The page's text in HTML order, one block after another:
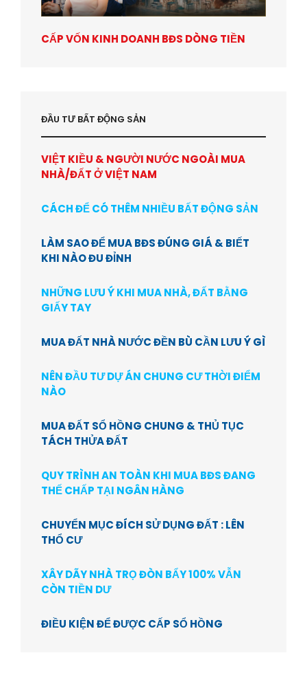
CẤP VỐN KINH DOANH BĐS DÒNG TIỀN
ĐẦU TƯ BẤT ĐỘNG SẢN
VIỆT KIỀU & NGƯỜI NƯỚC NGOÀI MUA
NHÀ/ĐẤT Ở VIỆT NAM
CÁCH ĐỂ CÓ THÊM NHIỀU BẤT ĐỘNG SẢN
LÀM SAO ĐỂ MUA BĐS ĐÚNG GIÁ & BIẾT
KHI NÀO ĐU ĐỈNH
NHỮNG LƯU Ý KHI MUA NHÀ, ĐẤT BẰNG
GIẤY TAY
MUA ĐẤT NHÀ NƯỚC ĐỀN BÙ CẦN LƯU Ý GÌ
NÊN ĐẦU TƯ DỰ ÁN CHUNG CƯ THỜI ĐIỂM
NÀO
MUA ĐẤT SỔ HỒNG CHUNG & THỦ TỤC
TÁCH THỬA ĐẤT
QUY TRÌNH AN TOÀN KHI MUA BĐS ĐANG
THẾ CHẤP TẠI NGÂN HÀNG
CHUYỂN MỤC ĐÍCH SỬ DỤNG ĐẤT : LÊN
THỔ CƯ
XÂY DÃY NHÀ TRỌ ĐÒN BẨY 100% VẪN
CÒN TIỀN DƯ
ĐIỀU KIỆN ĐỂ ĐƯỢC CẤP SỔ HỒNG